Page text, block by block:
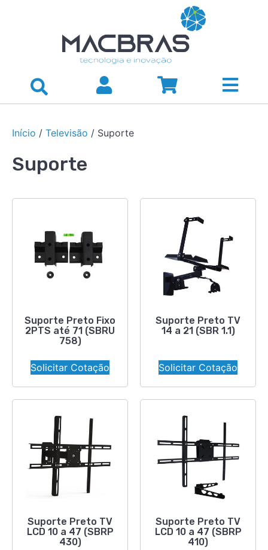
Início / Televisão / Suporte
Suporte
Suporte Preto Fixo
2PTS até 71 (SBRU
758)
Solicitar Cotação
Suporte Preto TV
14 a 21 (SBR 1.1)
Solicitar Cotação
Suporte Preto TV
LCD 10 a 47 (SBRP
430)
Suporte Preto TV
LCD 10 a 47 (SBRP
410)